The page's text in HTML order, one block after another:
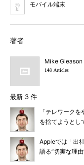
モバイル端末
著者
Mike Gleason
148 Articles
最新 3 件
「テレワーク
を捨てようとし
Appleでは「出
語る“切実な理由